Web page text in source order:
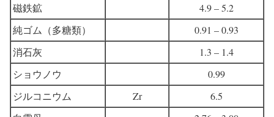
磁鉄鉱
4.9 – 5.2
純ゴム（多糖類）
0.91 – 0.93
消石灰
1.3 – 1.4
ショウノウ
0.99
ジルコニウム
Zr
6.5